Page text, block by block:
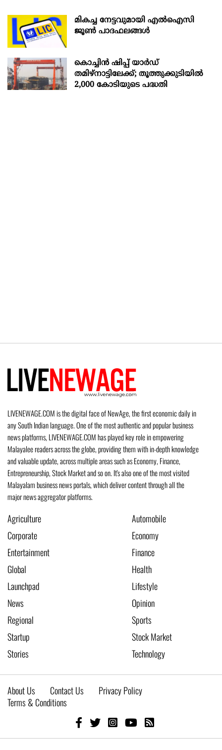
മികച്ച നേട്ടവുമായി എൽഐസി
ജൂൺ പാദഫലങ്ങൾ
കൊച്ചിന്‍ ഷിപ്പ് യാർഡ്
തമിഴ്നാട്ടിലേക്ക്; തൂത്തുക്കുടിയിൽ
2,000 കോടിയുടെ പദ്ധതി
LIVENEWAGE.COM is the digital face of NewAge, the first economic daily in
any South Indian language. One of the most authentic and popular business
news platforms, LIVENEWAGE.COM has played key role in empowering
Malayalee readers across the globe, providing them with in-depth knowledge
and valuable update, across multiple areas such as Economy, Finance,
Entrepreneurship, Stock Market and so on. It's also one of the most visited
Malayalam business news portals, which deliver content through all the
major news aggregator platforms.
Agriculture
Automobile
Corporate
Economy
Entertainment
Finance
Global
Health
Launchpad
Lifestyle
News
Opinion
Regional
Sports
Startup
Stock Market
Stories
Technology
About Us Contact Us
Privacy Policy
Terms & Conditions